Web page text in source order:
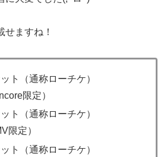
ますね！
ト（通称ローチケ）
限定）
ト（通称ローチケ）
限定）
ト（通称ローチケ）